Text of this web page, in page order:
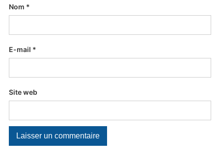
Nom *
E-mail *
Site web